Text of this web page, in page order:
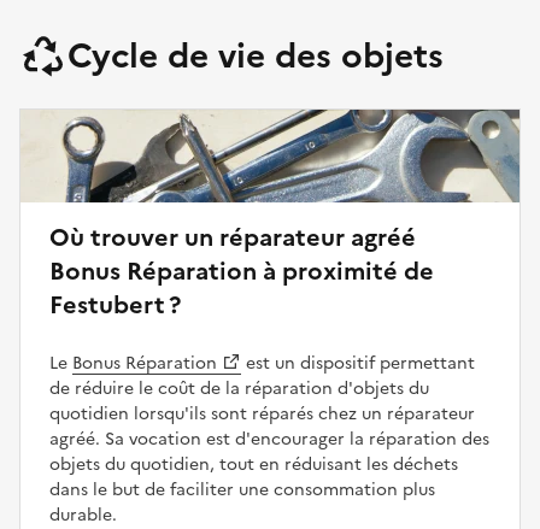
Cycle de vie des objets
Où trouver un réparateur agréé
Bonus Réparation à proximité de
Festubert ?
Le Bonus Réparation
est un dispositif permettant
de réduire le coût de la réparation d'objets du
quotidien lorsqu'ils sont réparés chez un réparateur
agréé. Sa vocation est d'encourager la réparation des
objets du quotidien, tout en réduisant les déchets
dans le but de faciliter une consommation plus
durable.